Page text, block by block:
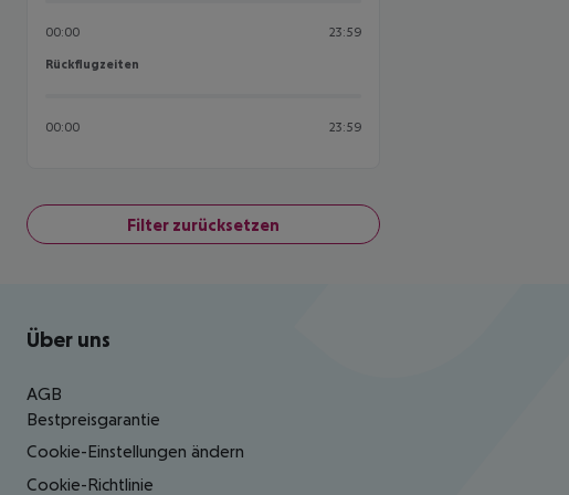
00:00 23:59
Rückflugzeiten
Rückflugzeiten
00:00 23:59
Filter zurücksetzen
Footer navigation
Über uns
AGB
Bestpreisgarantie
Cookie-Einstellungen ändern
Cookie-Richtlinie